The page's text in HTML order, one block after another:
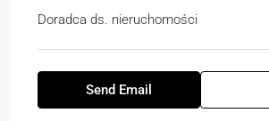
Doradca ds. nieruchomości
Send Email